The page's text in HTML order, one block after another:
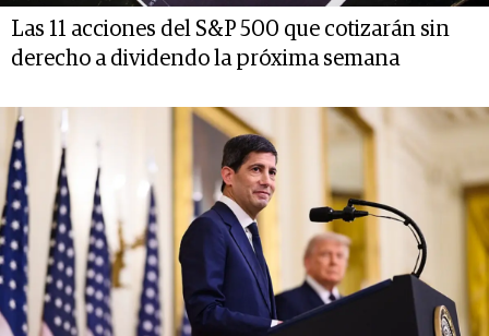
Las 11 acciones del S&P 500 que cotizarán sin
derecho a dividendo la próxima semana